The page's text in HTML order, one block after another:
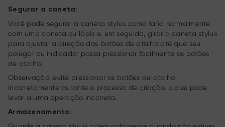
Segurar a caneta:
Você pode segurar a caneta stylus como faria normalmente
com uma caneta ou lápis e, em seguida, girar a caneta stylus
para ajustar a direção dos botões de atalho até que seu
polegar ou indicador possa pressionar facilmente os botões
de atalho.
Observação: evite pressionar os botões de atalho
incorretamente durante o processo de criação, o que pode
levar a uma operação incorreta.
Armazenamento: